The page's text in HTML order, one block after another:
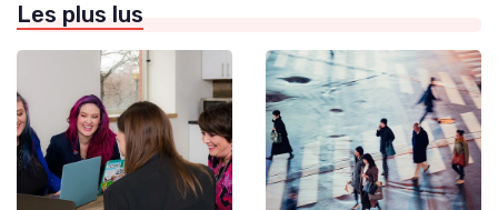
Les plus lus